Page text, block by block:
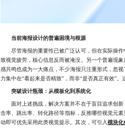
当前海报设计的普遍困境与根源
尽管海报的重要性已被广泛认可，但在实际操作
致视觉疲劳，核心信息反而被淹没。另一个普遍现象
感共鸣也成为一大痛点，不少海报只注重形式，忽
力集中在“看起来是否精致”，而非“是否真正有效”
突破设计瓶颈：从模板化到系统化
面对上述挑战，解决方案并不在于盲目追求创新
击率、跳出率、转化路径等指标，反推哪些视觉元
动即可优先采用此类视觉提示。其次，可引入模块化